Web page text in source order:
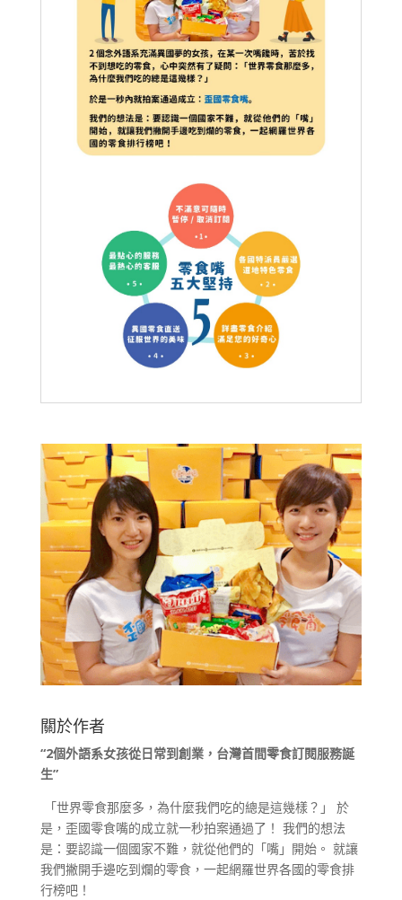
關於作者
“2個外語系女孩從日常到創業，台灣首間零食訂閱服務誕
生”
「世界零食那麼多，為什麼我們吃的總是這幾樣？」 於
是，歪國零食嘴的成立就一秒拍案通過了！ 我們的想法
是：要認識一個國家不難，就從他們的「嘴」開始。 就讓
我們撇開手邊吃到爛的零食，一起網羅世界各國的零食排
行榜吧！